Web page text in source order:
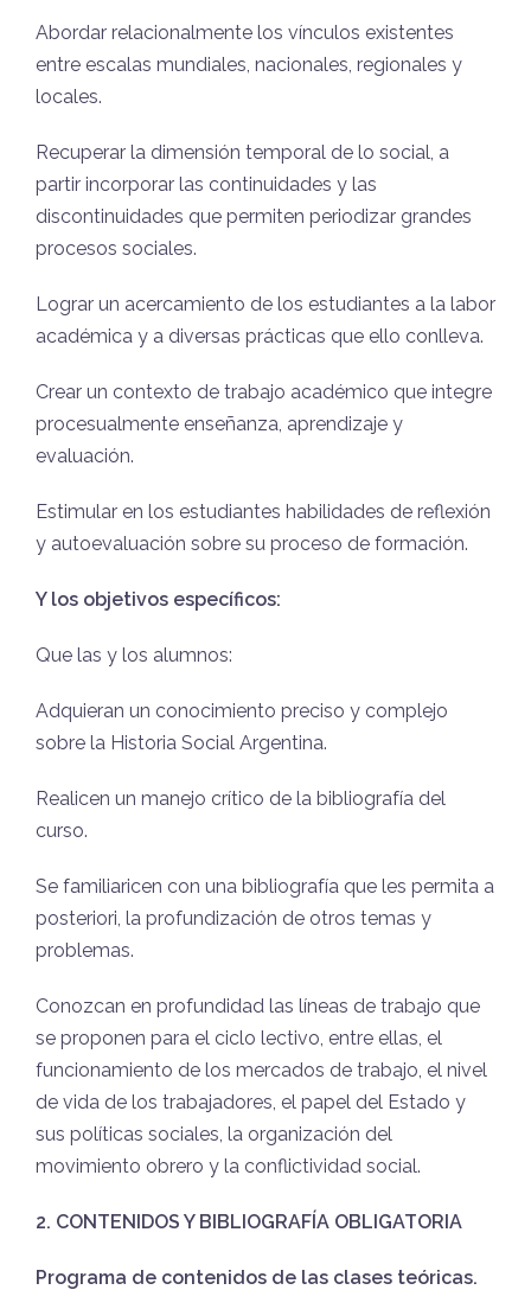
Abordar relacionalmente los vínculos existentes
entre escalas mundiales, nacionales, regionales y
locales.
Recuperar la dimensión temporal de lo social, a
partir incorporar las continuidades y las
discontinuidades que permiten periodizar grandes
procesos sociales.
Lograr un acercamiento de los estudiantes a la labor
académica y a diversas prácticas que ello conlleva.
Crear un contexto de trabajo académico que integre
procesualmente enseñanza, aprendizaje y
evaluación.
Estimular en los estudiantes habilidades de reflexión
y autoevaluación sobre su proceso de formación.
Y los objetivos específicos:
Que las y los alumnos:
Adquieran un conocimiento preciso y complejo
sobre la Historia Social Argentina.
Realicen un manejo crítico de la bibliografía del
curso.
Se familiaricen con una bibliografía que les permita a
posteriori, la profundización de otros temas y
problemas.
Conozcan en profundidad las líneas de trabajo que
se proponen para el ciclo lectivo, entre ellas, el
funcionamiento de los mercados de trabajo, el nivel
de vida de los trabajadores, el papel del Estado y
sus políticas sociales, la organización del
movimiento obrero y la conflictividad social.
2. CONTENIDOS Y BIBLIOGRAFÍA OBLIGATORIA
Programa de contenidos de las clases teóricas.